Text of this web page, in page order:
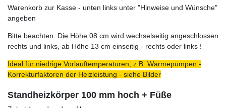
Warenkorb zur Kasse - unten links unter "Hinweise und Wünsche"
angeben
Bitte beachten: Die Höhe 08 cm wird wechselseitig angeschlossen
rechts und links, ab Höhe 13 cm einseitig - rechts oder links !
Ideal für niedrige Vorlauftemperaturen, z.B. Wärmepumpen -
Korrekturfaktoren der Heizleistung - siehe Bilder
Standheizkörper 100 mm hoch + Füße